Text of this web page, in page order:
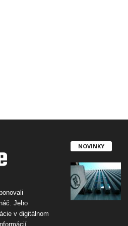
Jeho
v digitálnom
NOVINKY